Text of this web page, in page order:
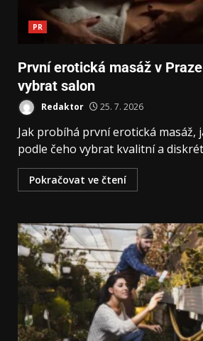
PR
První erotická masáž v
vybrat salon
Redaktor 25. 7. 2026
Jak probíhá první erotická masáž,
podle čeho vybrat kvalitní a
Pokračovat ve čtení